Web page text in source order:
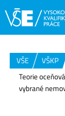
VŠE
VŠKP
Teorie
vybrané